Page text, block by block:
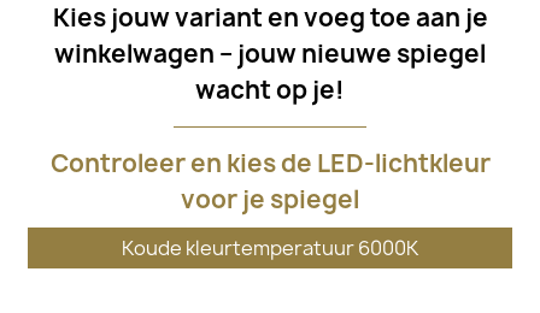
Kies jouw variant en voeg toe aan je
winkelwagen – jouw nieuwe spiegel
wacht op je!
Controleer en kies de LED-lichtkleur
voor je spiegel
Koude kleurtemperatuur 6000K